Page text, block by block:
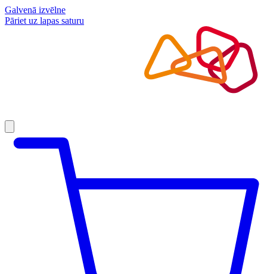
Galvenā izvēlne
Pāriet uz lapas saturu